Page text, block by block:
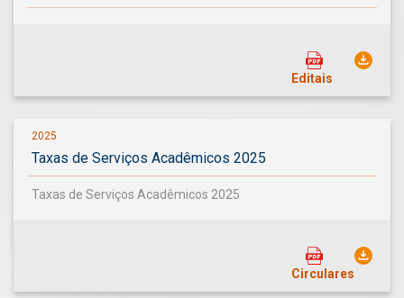
Editais
2025
Taxas de Serviços Acadêmicos 2025
Taxas de Serviços Acadêmicos 2025
Circulares